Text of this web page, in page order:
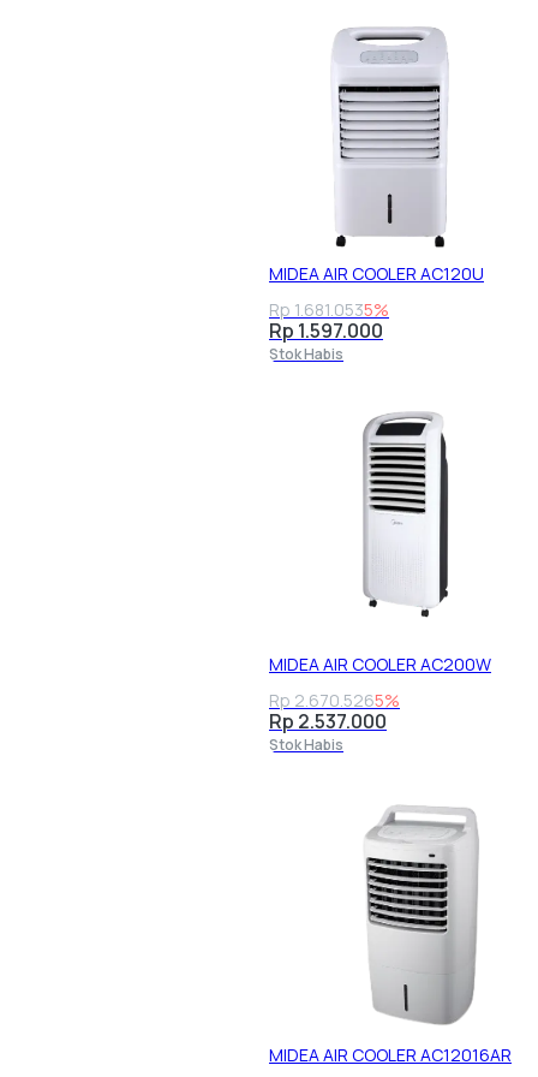
MIDEA AIR COOLER AC120U
Rp 1.681.0535%
Rp 1.597.000
Stok Habis
MIDEA AIR COOLER AC200W
Rp 2.670.5265%
Rp 2.537.000
Stok Habis
MIDEA AIR COOLER AC12016AR